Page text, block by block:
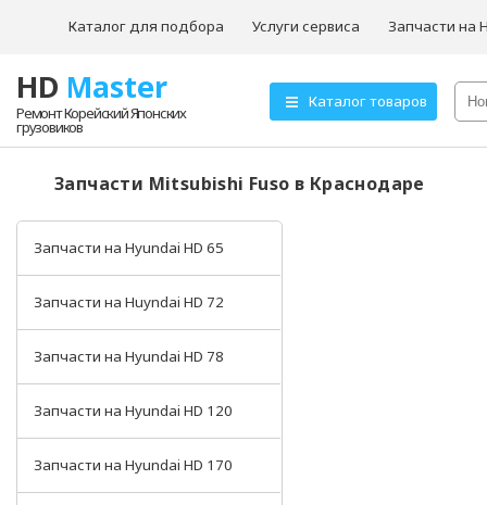
Каталог для подбора Услуги сервиса Запчасти на
О компании
HD Master
Ремонт Корейский Японских
грузовиков
Каталог товаров
Товары для ТО
Hyundai HD72
Запчасти Mitsubishi Fuso в Краснодаре
Запчасти на Hyundai HD 65
Запчасти на Huyndai HD 72
Запчасти на Hyundai HD 78
Запчасти на Hyundai HD 120
Запчасти на Hyundai HD 170